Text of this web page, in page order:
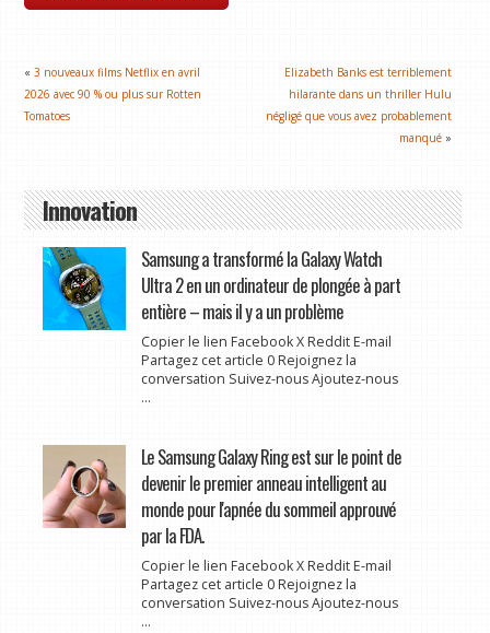
«3 nouveaux films Netflix en avril
2026 avec 90 % ou plus sur Rotten
Tomatoes
Elizabeth Banks est terriblement
hilarante dans un thriller Hulu
négligé que vous avez probablement
manqué »
Innovation
Samsung a transformé la Galaxy Watch
Ultra 2 en un ordinateur de plongée à part
entière – mais il y a un problème
Copier le lien Facebook X Reddit E-mail
Partagez cet article 0 Rejoignez la
conversation Suivez-nous Ajoutez-nous
...
Le Samsung Galaxy Ring est sur le point de
devenir le premier anneau intelligent au
monde pour l'apnée du sommeil approuvé
par la FDA.
Copier le lien Facebook X Reddit E-mail
Partagez cet article 0 Rejoignez la
conversation Suivez-nous Ajoutez-nous
...